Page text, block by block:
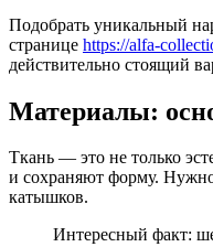
Подобрать уникальный
странице https://alfa-
действительно стоящий
Материалы:
Ткань — это не только
и сохраняют форму.
катышков.
Интересный факт: